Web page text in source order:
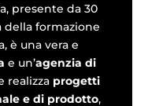
, presente da 30
della formazione
è una vera e
e un’agenzia di
realizza progetti
e di prodotto,